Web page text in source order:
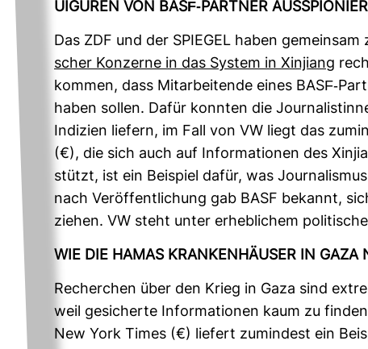
UIGUREN VON BASF-​PARTNER
Das ZDF und der SPIEGEL haben gemeinsam
scher Kon­zerne in das System in Xin­jiang
kommen, dass Mit­ar­bei­tende eines BASF-​
haben sollen. Dafür konnten die
Indi­zien lie­fern, im Fall von VW liegt das
(€), die sich auch auf Infor­ma­tionen des
stützt, ist ein Bei­spiel dafür, was
nach Ver­öf­fent­li­chung gab BASF bekannt,
ziehen. VW steht unter erheb­li­chem
WIE DIE HAMAS KRAN­KEN­HÄUSER IN GAZA
Recher­chen über den Krieg in Gaza sind
weil gesi­cherte Infor­ma­tionen kaum zu
New York Times (€) lie­fert zumin­dest ein